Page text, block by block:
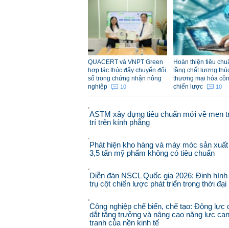
QUACERT và VNPT Green
hợp tác thúc đẩy chuyển đổi
số trong chứng nhận nông
nghiệp
10
Hoàn thiện tiêu
tầng chất lượng
thương mại hóa
chiến lược
10
ASTM xây dựng tiêu chuẩn mới về men
trí trên kính phẳng
Phát hiện kho hàng và máy móc sản
3,5 tấn mỹ phẩm không có tiêu chuẩn
Diễn đàn NSCL Quốc gia 2026: Định
trụ cột chiến lược phát triển trong thời đại
Công nghiệp chế biến, chế tạo: Động lực
dắt tăng trưởng và nâng cao năng lực
tranh của nền kinh tế